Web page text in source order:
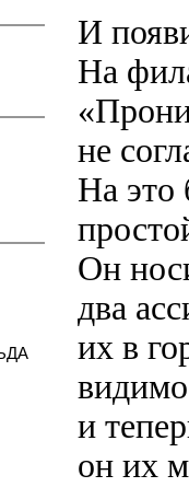
И
На
не
На это
Он
два
их в
и
он их